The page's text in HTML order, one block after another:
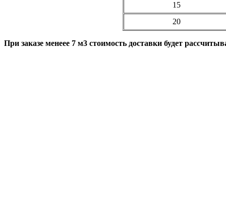
15
20
При заказе менеее 7 м3 стоимость доставки будет